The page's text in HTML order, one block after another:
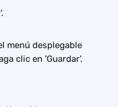
menú desplegable
clic en 'Guardar'.